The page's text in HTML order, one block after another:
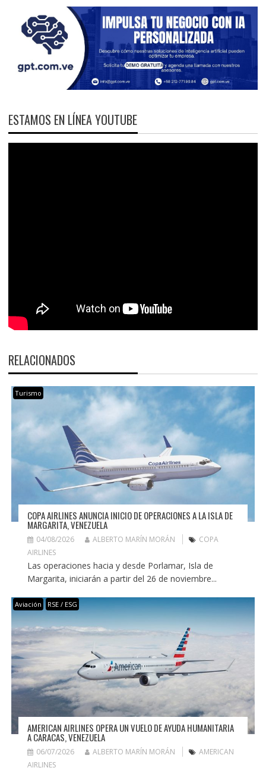
ESTAMOS EN LÍNEA YOUTUBE
RELACIONADOS
Turismo
COPA AIRLINES ANUNCIA INICIO DE OPERACIONES A LA ISLA DE
MARGARITA, VENEZUELA
04/08/2026 ALBERTO MARÍN MORÁN
COPA
AIRLINES
Las operaciones hacia y desde Porlamar, Isla de
Margarita, iniciarán a partir del 26 de noviembre...
Aviación RSE / ESG
AMERICAN AIRLINES OPERA UN VUELO DE AYUDA HUMANITARIA
A CARACAS, VENEZUELA
06/07/2026 ALBERTO MARÍN MORÁN
AMERICAN
AIRLINES